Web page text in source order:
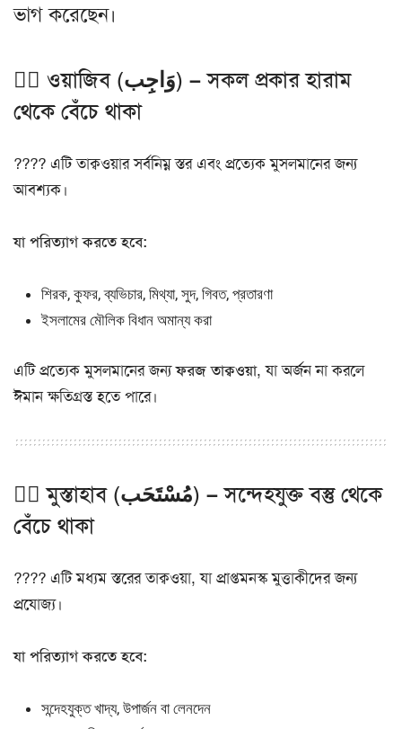
ভাগ করেছেন।
১️⃣ ওয়াজিব (وَاجِب) – সকল প্রকার হারাম
থেকে বেঁচে থাকা
???? এটি তাক্বওয়ার সর্বনিম্ন স্তর এবং প্রত্যেক মুসলমানের জন্য
আবশ্যক।
যা পরিত্যাগ করতে হবে:
শিরক, কুফর, ব্যভিচার, মিথ্যা, সুদ, গিবত, প্রতারণা
ইসলামের মৌলিক বিধান অমান্য করা
এটি প্রত্যেক মুসলমানের জন্যফরজ তাক্বওয়া, যা অর্জন না করলে
ঈমান ক্ষতিগ্রস্ত হতে পারে।
২️⃣ মুস্তাহাব (مُسْتَحَب) – সন্দেহযুক্ত বস্তু থেকে
বেঁচে থাকা
???? এটি মধ্যম স্তরের তাক্বওয়া, যা প্রাপ্তমনস্ক মুত্তাকীদের জন্য
প্রযোজ্য।
যা পরিত্যাগ করতে হবে:
সন্দেহযুক্ত খাদ্য, উপার্জন বা লেনদেন